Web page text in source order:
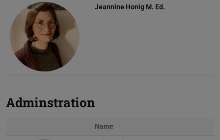
Jeannine Honig M. Ed.
Adminstration
Name